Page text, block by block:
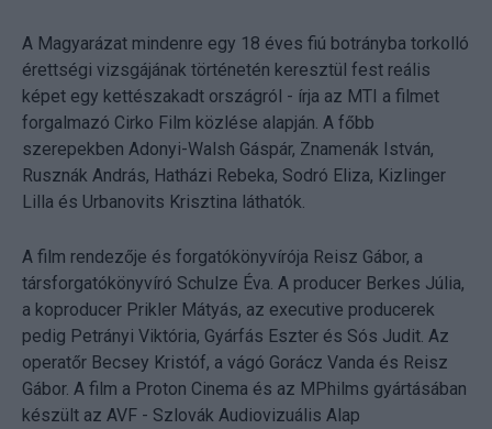
A Magyarázat mindenre egy 18 éves fiú botrányba torkolló
érettségi vizsgájának történetén keresztül fest reális
képet egy kettészakadt országról - írja az MTI a filmet
forgalmazó Cirko Film közlése alapján. A főbb
szerepekben Adonyi-Walsh Gáspár, Znamenák István,
Rusznák András, Hatházi Rebeka, Sodró Eliza, Kizlinger
Lilla és Urbanovits Krisztina láthatók.
A film rendezője és forgatókönyvírója Reisz Gábor, a
társforgatókönyvíró Schulze Éva. A producer Berkes Júlia,
a koproducer Prikler Mátyás, az executive producerek
pedig Petrányi Viktória, Gyárfás Eszter és Sós Judit. Az
operatőr Becsey Kristóf, a vágó Gorácz Vanda és Reisz
Gábor. A film a Proton Cinema és az MPhilms gyártásában
készült az AVF - Szlovák Audiovizuális Alap